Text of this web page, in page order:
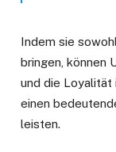
Indem sie sowohl
bringen, können
und die Loyalität
einen
leisten.